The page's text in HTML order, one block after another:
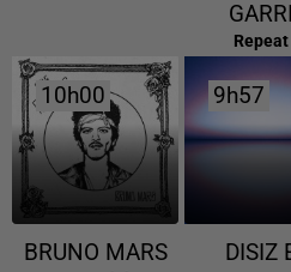
10h00
10h00
BRUNO MARS
9h57
9h57
DISIZ